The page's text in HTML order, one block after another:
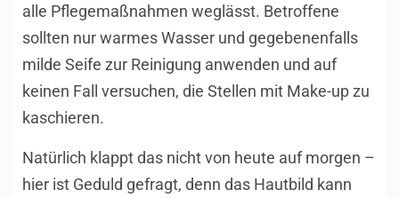
alle Pflegemaßnahmen weglässt. Betroffene
sollten nur warmes Wasser und gegebenenfalls
milde Seife zur Reinigung anwenden und auf
keinen Fall versuchen, die Stellen mit Make-up zu
kaschieren.
Natürlich klappt das nicht von heute auf morgen –
hier ist Geduld gefragt, denn das Hautbild kann